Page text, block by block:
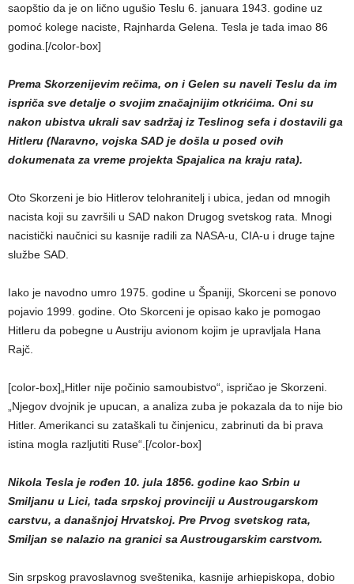
saopštio da je on lično ugušio Teslu 6. januara 1943. godine uz
pomoć kolege naciste, Rajnharda Gelena. Tesla je tada imao 86
godina.[/color-box]
Prema Skorzenijevim rečima, on i Gelen su naveli Teslu da im
ispriča sve detalje o svojim značajnijim otkrićima. Oni su
nakon ubistva ukrali sav sadržaj iz Teslinog sefa i dostavili ga
Hitleru (Naravno, vojska SAD je došla u posed ovih
dokumenata za vreme projekta Spajalica na kraju rata).
Oto Skorzeni je bio Hitlerov telohranitelj i ubica, jedan od mnogih
nacista koji su završili u SAD nakon Drugog svetskog rata. Mnogi
nacistički naučnici su kasnije radili za NASA-u, CIA-u i druge tajne
službe SAD.
Iako je navodno umro 1975. godine u Španiji, Skorceni se ponovo
pojavio 1999. godine. Oto Skorceni je opisao kako je pomogao
Hitleru da pobegne u Austriju avionom kojim je upravljala Hana
Rajč.
[color-box]„Hitler nije počinio samoubistvo“, ispričao je Skorzeni.
„Njegov dvojnik je upucan, a analiza zuba je pokazala da to nije bio
Hitler. Amerikanci su zataškali tu činjenicu, zabrinuti da bi prava
istina mogla razljutiti Ruse“.[/color-box]
Nikola Tesla je rođen 10. jula 1856. godine kao Srbin u
Smiljanu u Lici, tada srpskoj provinciji u Austrougarskom
carstvu, a današnjoj Hrvatskoj. Pre Prvog svetskog rata,
Smiljan se nalazio na granici sa Austrougarskim carstvom.
Sin srpskog pravoslavnog sveštenika, kasnije arhiepiskopa, dobio